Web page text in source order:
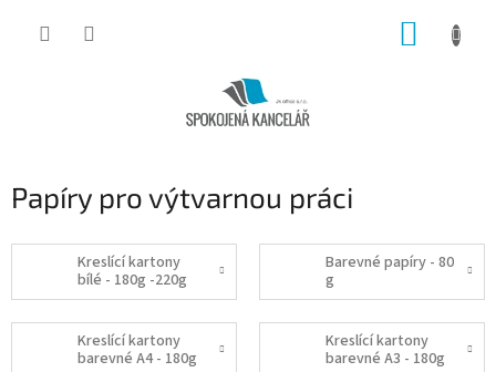
Papíry pro výtvarnou práci
Kreslící kartony
bílé - 180g -220g
Barevné papíry - 80
g
Kreslící kartony
barevné A4 - 180g
Kreslící kartony
barevné A3 - 180g